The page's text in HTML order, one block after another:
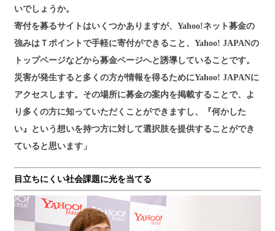
いでしょうか。
寄付を募るサイトはいくつかありますが、Yahoo!ネット募金の
強みはＴポイントで手軽に寄付ができること、Yahoo! JAPANの
トップページなどから募金ページへと誘導していることです。
災害が発生すると多くの方が情報を得るためにYahoo! JAPANに
アクセスします。その場所に募金の案内を掲載することで、よ
り多くの方に知っていただくことができますし、『何かした
い』という想いを持つ方に対して選択肢を提供することができ
ていると思います」
目立ちにくい社会課題に光を当てる